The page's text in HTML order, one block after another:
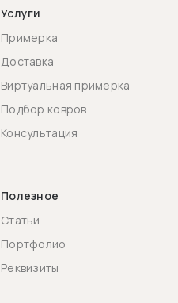
Услуги
Примерка
Доставка
Виртуальная примерка
Подбор ковров
Консультация
Полезное
Статьи
Портфолио
Реквизиты